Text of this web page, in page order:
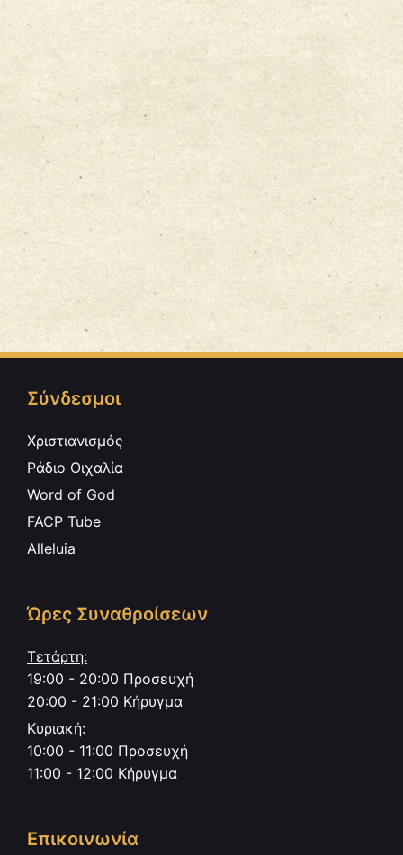
Σύνδεσμοι
Χριστιανισμός
Ράδιο Οιχαλία
Word of God
FACP Tube
Alleluia
Ώρες Συναθροίσεων
Τετάρτη:
19:00 - 20:00 Προσευχή
20:00 - 21:00 Κήρυγμα
Κυριακή:
10:00 - 11:00 Προσευχή
11:00 - 12:00 Κήρυγμα
Επικοινωνία